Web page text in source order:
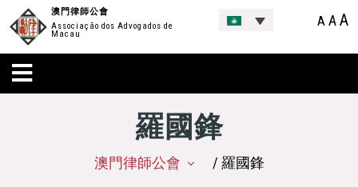
澳門律師公會
Associação dos Advogados de
Macau
A AA
羅國鋒
澳門律師公會 / 羅國鋒